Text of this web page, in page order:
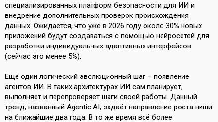
специализированных платформ безопасности для ИИ и
внедрение дополнительных проверок происхождения
данных. Ожидается, что уже в 2026 году около 30% новых
приложений будут создаваться с помощью нейросетей для
разработки индивидуальных адаптивных интерфейсов
(сейчас это менее 5%).
Ещё один логический эволюционный шаг – появление
агентов ИИ. В таких архитектурах ИИ сам планирует,
выполняет и перепроверяет шаги своей работы. Данный
тренд, названный Agentic AI, задаёт направление роста ниши
на ближайшие два года. В то же время всё более